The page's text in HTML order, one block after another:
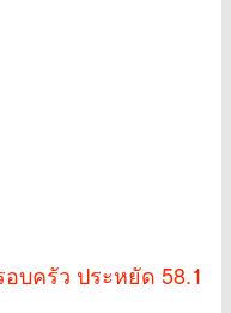
อบครัว ประหยัด 58.1